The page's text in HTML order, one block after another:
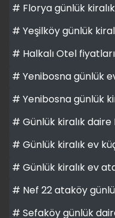
# Florya günlük
# Yeşilköy günlük
# Halkalı Otel fiyatları
# Yenibosna günlük
# Yenibosna günlük
# Günlük kiralık
# Günlük kiralık ev
# Günlük kiralık ev
# Nef 22 ataköy
# Sefaköy günlük